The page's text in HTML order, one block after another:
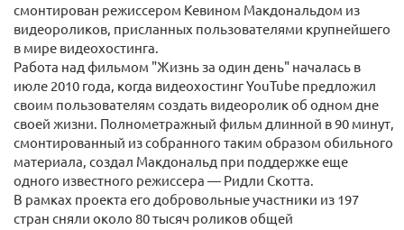
смонтирован режиссером Кевином Макдональдом из
видеороликов, присланных пользователями крупнейшего
в мире видеохостинга.
Работа над фильмом "Жизнь за один день" началась в
июле 2010 года, когда видеохостинг YouTube предложил
своим пользователям создать видеоролик об одном дне
своей жизни. Полнометражный фильм длинной в 90 минут,
смонтированный из собранного таким образом обильного
материала, создал Макдональд при поддержке еще
одного известного режиссера — Ридли Скотта.
В рамках проекта его добровольные участники из 197
стран сняли около 80 тысяч роликов общей